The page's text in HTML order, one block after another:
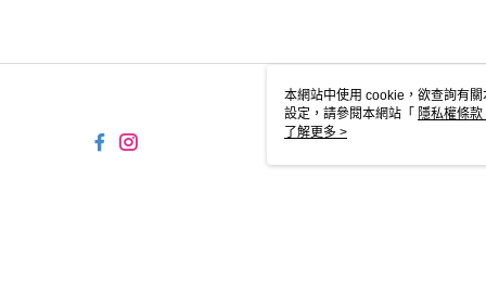
本網站中使用 cookie，欲查詢有
設定，請參閱本網站「 隱私權條款
使用 cookie。
了解更多 >